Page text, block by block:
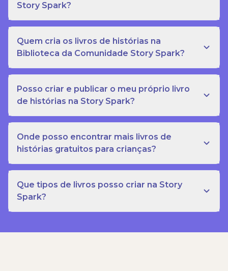
Story Spark?
Quem cria os livros de histórias na
Biblioteca da Comunidade Story Spark?
Posso criar e publicar o meu próprio livro
de histórias na Story Spark?
Onde posso encontrar mais livros de
histórias gratuitos para crianças?
Que tipos de livros posso criar na Story
Spark?